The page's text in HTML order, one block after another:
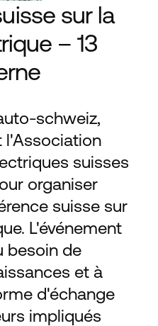
sur la
– 13
schweiz,
l'Association
suisses
organiser
suisse sur
L'événement
besoin de
et à
d'échange
impliqués